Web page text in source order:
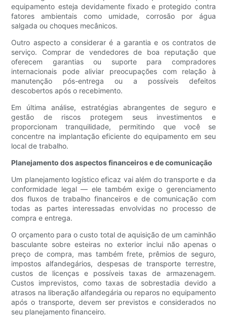
equipamento esteja devidamente fixado e protegido contra
fatores ambientais como umidade, corrosão por água
salgada ou choques mecânicos.
Outro aspecto a considerar é a garantia e os contratos de
serviço. Comprar de vendedores de boa reputação que
oferecem garantias ou suporte para compradores
internacionais pode aliviar preocupações com relação à
manutenção pós-entrega ou a possíveis defeitos
descobertos após o recebimento.
Em última análise, estratégias abrangentes de seguro e
gestão de riscos protegem seus investimentos e
proporcionam tranquilidade, permitindo que você se
concentre na implantação eficiente do equipamento em seu
local de trabalho.
Planejamento dos aspectos financeiros e de comunicação
Um planejamento logístico eficaz vai além do transporte e da
conformidade legal — ele também exige o gerenciamento
dos fluxos de trabalho financeiros e de comunicação com
todas as partes interessadas envolvidas no processo de
compra e entrega.
O orçamento para o custo total de aquisição de um caminhão
basculante sobre esteiras no exterior inclui não apenas o
preço de compra, mas também frete, prêmios de seguro,
impostos alfandegários, despesas de transporte terrestre,
custos de licenças e possíveis taxas de armazenagem.
Custos imprevistos, como taxas de sobrestadia devido a
atrasos na liberação alfandegária ou reparos no equipamento
após o transporte, devem ser previstos e considerados no
seu planejamento financeiro.